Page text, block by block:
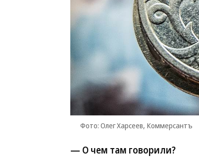
Фото: Олег Харсеев, Коммерсантъ
— О чем там говорили?